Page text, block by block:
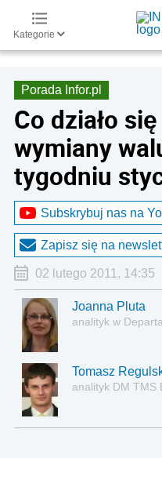
Kategorie
Porada Infor.pl
Co działo
wymiany
tygodniu
Subskrybuj nas na
Zapisz się na
02 lutego 2011, 14:35
Joanna Pluta
analityk w
Tomasz
analityk DM TMS